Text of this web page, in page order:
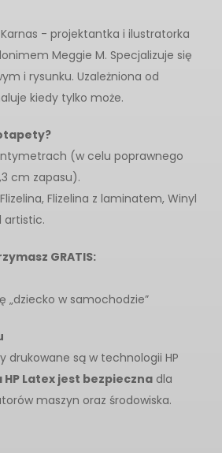
- projektantka i ilustratorka
Meggie M. Specjalizuje się
i rysunku. Uzależniona od
kiedy tylko może.
(w celu poprawnego
cm zapasu).
Flizelina z laminatem, Winyl
artistic.
GRATIS:
„dziecko w samochodzie”
drukowane są w technologii HP
Latex jest bezpieczna dla
maszyn oraz środowiska.